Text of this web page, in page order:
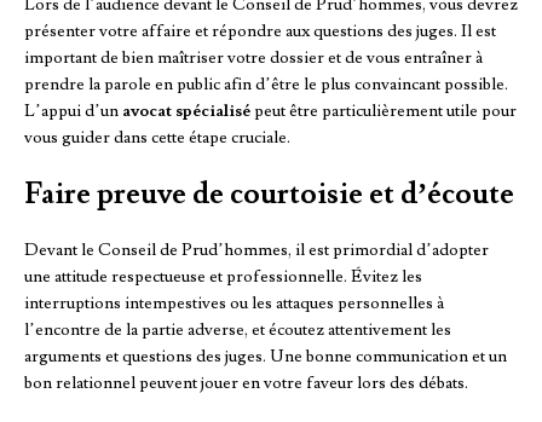
Lors de l’audience devant le Conseil de Prud’hommes, vous devrez
présenter votre affaire et répondre aux questions des juges. Il est
important de bien maîtriser votre dossier et de vous entraîner à
prendre la parole en public afin d’être le plus convaincant possible.
L’appui d’un avocat spécialisépeut être particulièrement utile pour
vous guider dans cette étape cruciale.
Faire preuve de courtoisie et d’écoute
Devant le Conseil de Prud’hommes, il est primordial d’adopter
une attitude respectueuse et professionnelle. Évitez les
interruptions intempestives ou les attaques personnelles à
l’encontre de la partie adverse, et écoutez attentivement les
arguments et questions des juges. Une bonne communication et un
bon relationnel peuvent jouer en votre faveur lors des débats.